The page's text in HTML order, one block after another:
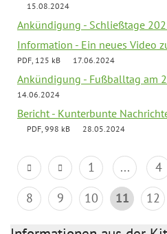
15.08.2024
Ankündigung - Schließtage
Information - Ein neues Video
PDF, 125 kB 17.06.2024
Ankündigung - Fußballtag am
14.06.2024
Bericht - Kunterbunte
PDF, 998 kB 28.05.2024
1 ... 4
8
9 10 11 12